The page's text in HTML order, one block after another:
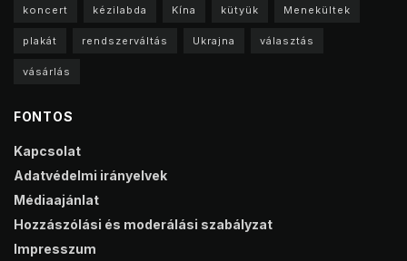
koncert kézilabda Kína kütyük Menekültek
plakát rendszerváltás Ukrajna választás
vásárlás
FONTOS
Kapcsolat
Adatvédelmi irányelvek
Médiaajánlat
Hozzászólási és moderálási szabályzat
Impresszum